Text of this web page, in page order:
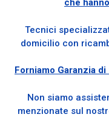
che
Tecnici
domicilio con
Forniamo Garanzia
Non siamo
menzionate sul